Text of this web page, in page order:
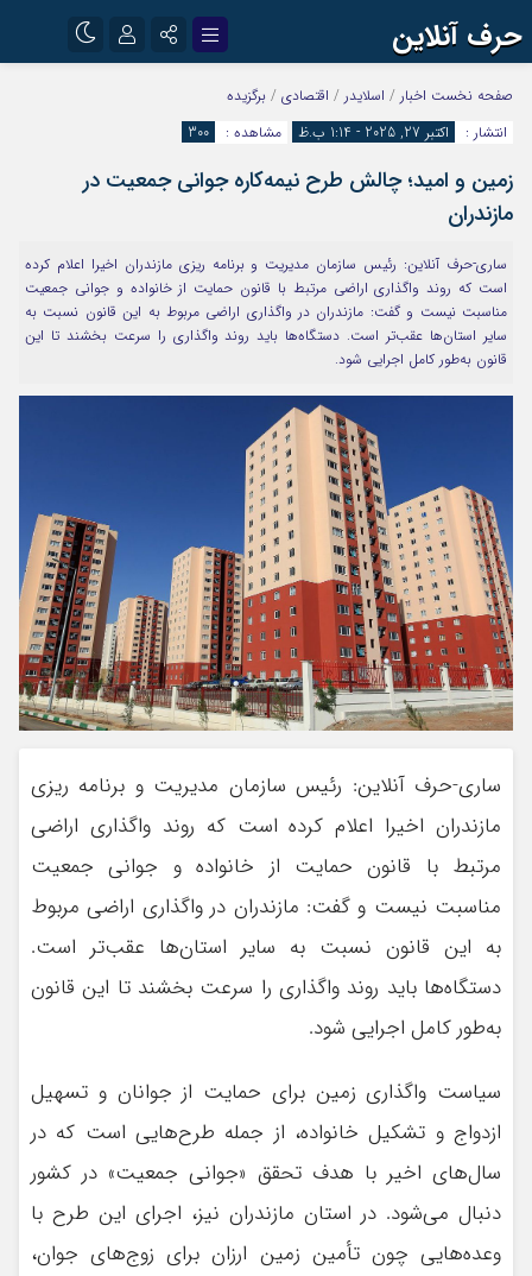
حرف آنلاین
اینستاگرام
آپارات
رمز عبور
مرا به خاطر بسپار
صفحه نخست اخبار / اسلایدر / اقتصادی / برگزیده
انتشار :
اکتبر 27, 2025 - 1:14 ب.ظ مشاهده : 300
زمین و امید؛ چالش طرح نیمه‌کاره جوانی جمعیت در
مازندران
ساری-حرف آنلاین: رئیس سازمان مدیریت و برنامه ریزی مازندران اخیرا اعلام کرده
است که روند واگذاری اراضی مرتبط با قانون حمایت از خانواده و جوانی جمعیت
مناسبت نیست و گفت: مازندران در واگذاری اراضی مربوط به این قانون نسبت به
سایر استان‌ها عقب‌تر است. دستگاه‌ها باید روند واگذاری را سرعت بخشند تا این
قانون به‌طور کامل اجرایی شود.
ساری-حرف آنلاین: رئیس سازمان مدیریت و برنامه ریزی
مازندران اخیرا اعلام کرده است که روند واگذاری اراضی
مرتبط با قانون حمایت از خانواده و جوانی جمعیت
مناسبت نیست و گفت: مازندران در واگذاری اراضی مربوط
به این قانون نسبت به سایر استان‌ها عقب‌تر است.
دستگاه‌ها باید روند واگذاری را سرعت بخشند تا این قانون
به‌طور کامل اجرایی شود.
سیاست واگذاری زمین برای حمایت از جوانان و تسهیل
ازدواج و تشکیل خانواده، از جمله طرح‌هایی است که در
سال‌های اخیر با هدف تحقق «جوانی جمعیت» در کشور
دنبال می‌شود. در استان مازندران نیز، اجرای این طرح با
وعده‌هایی چون تأمین زمین ارزان برای زوج‌های جوان،